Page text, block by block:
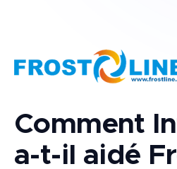
Comment
a-t-il aidé